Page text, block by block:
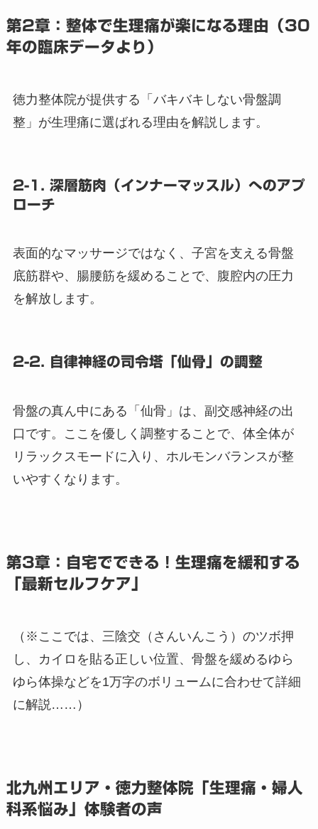
第2章：整体で生理痛が楽になる理由（30
年の臨床データより）
徳力整体院が提供する「バキバキしない骨盤調
整」が生理痛に選ばれる理由を解説します。
2-1. 深層筋肉（インナーマッスル）へのアプ
ローチ
表面的なマッサージではなく、子宮を支える骨盤
底筋群や、腸腰筋を緩めることで、腹腔内の圧力
を解放します。
2-2. 自律神経の司令塔「仙骨」の調整
骨盤の真ん中にある「仙骨」は、副交感神経の出
口です。ここを優しく調整することで、体全体が
リラックスモードに入り、ホルモンバランスが整
いやすくなります。
第3章：自宅でできる！生理痛を緩和する
「最新セルフケア」
（※ここでは、三陰交（さんいんこう）のツボ押
し、カイロを貼る正しい位置、骨盤を緩めるゆら
ゆら体操などを1万字のボリュームに合わせて詳細
に解説……）
北九州エリア・徳力整体院「生理痛・婦人
科系悩み」体験者の声